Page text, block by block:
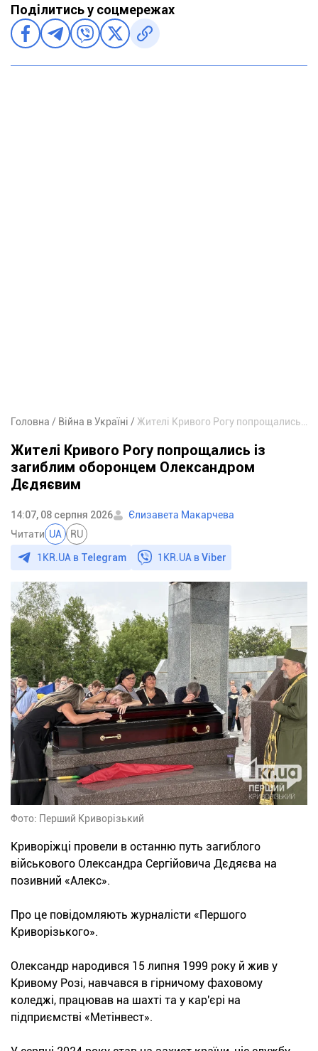
Поділитись у соцмережах
Головна Війна в Україні
Жителі Кривого Рогу попрощались із
загиблим оборонцем Олександром
Дєдяєвим
14:07, 08 серпня 2026
Єлизавета Макарчева
Читати UA RU
1KR.UA в Telegram 1KR.UA вViber
Фото: Перший Криворізький
Криворіжці провели в останню путь загиблого
військового Олександра Сергійовича Дєдяєва на
позивний «Алекс».
Про це повідомляють журналісти «Першого
Криворізького».
Олександр народився 15 липня 1999 року й жив у
Кривому Розі, навчався в гірничому фаховому
коледжі, працював на шахті та у кар'єрі на
підприємстві «Метінвест».